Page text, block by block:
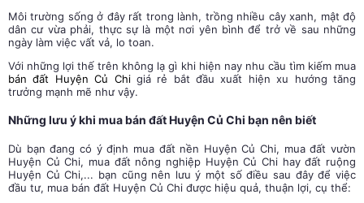
Môi trường sống ở đây rất trong lành, trồng nhiều cây xanh, mật độ
dân cư vừa phải, thực sự là một nơi yên bình để trở về sau những
ngày làm việc vất vả, lo toan.
Với những lợi thế trên không lạ gì khi hiện nay nhu cầu tìm kiếm mua
bán đất Huyện Củ Chigiá rẻ bắt đầu xuất hiện xu hướng tăng
trưởng mạnh mẽ như vậy.
Những lưu ý khi mua bán đất Huyện Củ Chi bạn nên biết
Dù bạn đang có ý định mua đất nền Huyện Củ Chi, mua đất vườn
Huyện Củ Chi, mua đất nông nghiệp Huyện Củ Chi hay đất ruộng
Huyện Củ Chi,... bạn cũng nên lưu ý một số điều sau đây để việc
đầu tư, mua bán đất Huyện Củ Chi được hiệu quả, thuận lợi, cụ thể: